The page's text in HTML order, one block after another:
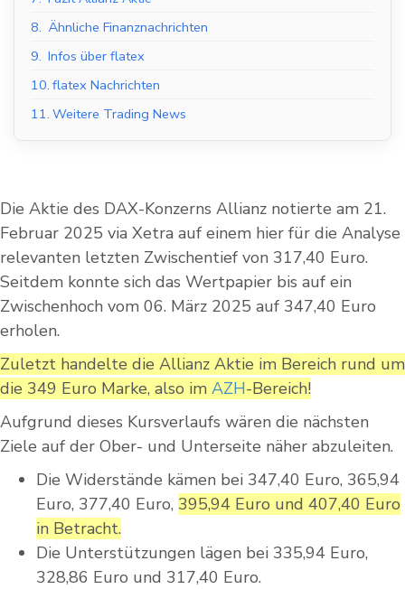
8. Ähnliche Finanznachrichten
9. Infos über flatex
10. flatex Nachrichten
11. Weitere Trading News
Die Aktie des DAX-Konzerns Allianz notierte am 21.
Februar 2025 via Xetra auf einem hier für die Analyse
relevanten letzten Zwischentief von 317,40 Euro.
Seitdem konnte sich das Wertpapier bis auf ein
Zwischenhoch vom 06. März 2025 auf 347,40 Euro
erholen.
Zuletzt handelte die Allianz Aktie im Bereich rund um
die 349 Euro Marke, also im AZH-Bereich!
Aufgrund dieses Kursverlaufs wären die nächsten
Ziele auf der Ober- und Unterseite näher abzuleiten.
Die Widerstände kämen bei 347,40 Euro, 365,94
Euro, 377,40 Euro, 395,94 Euro und 407,40 Euro
in Betracht.
Die Unterstützungen lägen bei 335,94 Euro,
328,86 Euro und 317,40 Euro.